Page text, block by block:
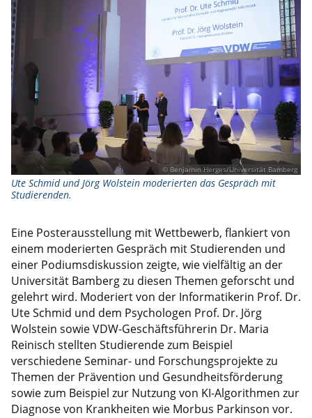
© Benjamin Herges/Universität Bamberg
Ute Schmid und Jörg Wolstein moderierten das Gespräch mit
Studierenden.
Eine Posterausstellung mit Wettbewerb, flankiert von
einem moderierten Gespräch mit Studierenden und
einer Podiumsdiskussion zeigte, wie vielfältig an der
Universität Bamberg zu diesen Themen geforscht und
gelehrt wird. Moderiert von der Informatikerin Prof. Dr.
Ute Schmid und dem Psychologen Prof. Dr. Jörg
Wolstein sowie VDW-Geschäftsführerin Dr. Maria
Reinisch stellten Studierende zum Beispiel
verschiedene Seminar- und Forschungsprojekte zu
Themen der Prävention und Gesundheitsförderung
sowie zum Beispiel zur Nutzung von KI-Algorithmen zur
Diagnose von Krankheiten wie Morbus Parkinson vor.